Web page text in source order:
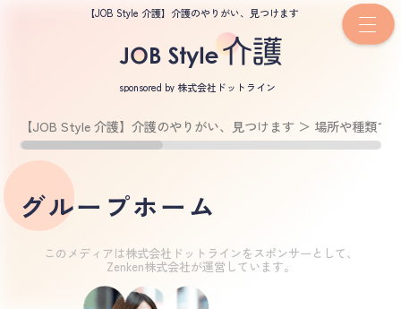
【JOB Style 介護】介護のやりがい、見つけます
sponsored by 株式会社ドットライン
【JOB Style 介護】介護のやりがい、見つけます ＞ 場所や種類で
グループホーム
このメディアは株式会社ドットラインをスポンサーとして、
Zenken株式会社が運営しています。